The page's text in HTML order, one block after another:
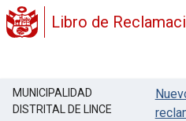
Libro de
MUNICIPALIDAD
DISTRITAL DE LINCE